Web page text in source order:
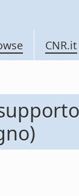
CNR.it